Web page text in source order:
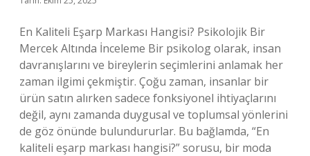
En Kaliteli Eşarp Markası Hangisi? Psikolojik Bir
Mercek Altında İnceleme Bir psikolog olarak, insan
davranışlarını ve bireylerin seçimlerini anlamak her
zaman ilgimi çekmiştir. Çoğu zaman, insanlar bir
ürün satın alırken sadece fonksiyonel ihtiyaçlarını
değil, aynı zamanda duygusal ve toplumsal yönlerini
de göz önünde bulundururlar. Bu bağlamda, “En
kaliteli eşarp markası hangisi?” sorusu, bir moda